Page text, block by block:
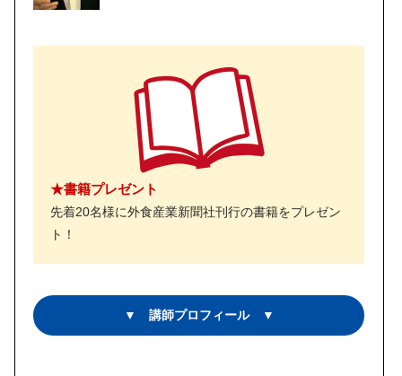
★書籍プレゼント
先着20名様に外食産業新聞社刊行の書籍をプレゼン
ト！
▼ 講師プロフィール ▼